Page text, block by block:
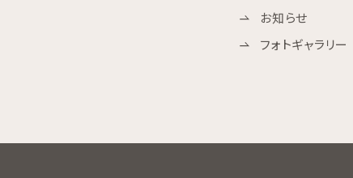
お知らせ
フォトギャラリー